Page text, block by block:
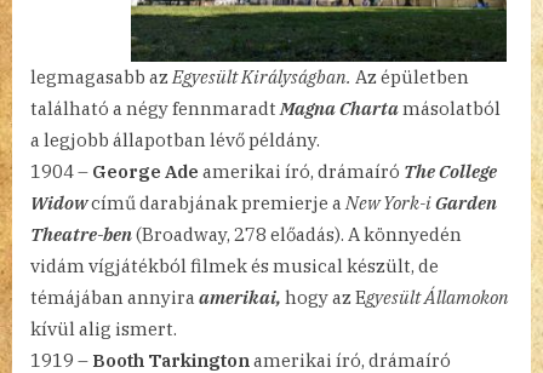
legmagasabb az Egyesült Királyságban. Az épületben
található a négy fennmaradt Magna Chartamásolatból
a legjobb állapotban lévő példány.
1904 – George Ade amerikai író, drámaíró The College
Widowcímű darabjának premierje a New York-iGarden
Theatre-ben(Broadway, 278 előadás). A könnyedén
vidám vígjátékból filmek és musical készült, de
témájában annyira amerikai, hogy az Egyesült Államokon
kívül alig ismert.
1919 – Booth Tarkington amerikai író, drámaíró